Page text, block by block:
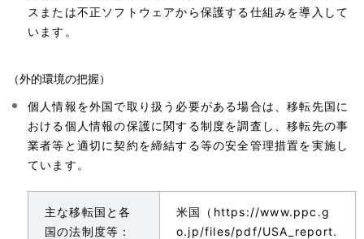
スまたは不正ソフトウェアから保護する仕組みを導入して
います。
（外的環境の把握）
個人情報を外国で取り扱う必要がある場合は、移転先国に
おける個人情報の保護に関する制度を調査し、移転先の事
業者等と適切に契約を締結する等の安全管理措置を実施し
ています。
主な移転国と各
国の法制度等：
米国（https://www.ppc.g
o.jp/files/pdf/USA_report.